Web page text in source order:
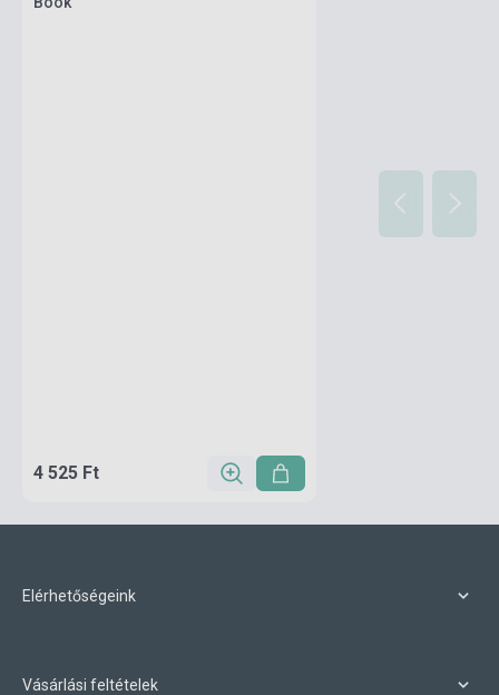
4 525 Ft
Elérhetőségeink
Vásárlási feltételek